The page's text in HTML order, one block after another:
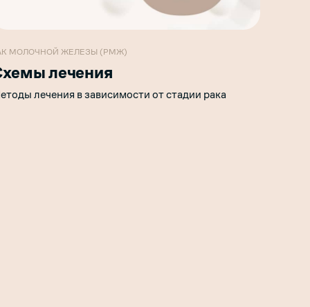
МОЛОЧНОЙ ЖЕЛЕЗЫ (РМЖ)
лечения
лечения в зависимости от стадии рака